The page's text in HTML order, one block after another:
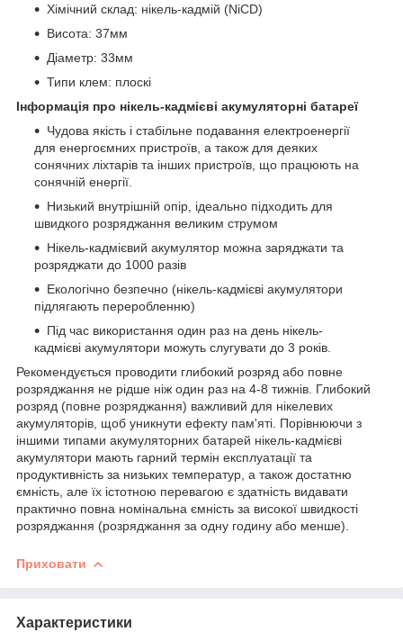
Хімічний склад: нікель-кадмій (NiCD)
Висота: 37мм
Діаметр: 33мм
Типи клем: плоскі
Інформація про нікель-кадмієві акумуляторні батареї
Чудова якість і стабільне подавання електроенергії
для енергоємних пристроїв, а також для деяких
сонячних ліхтарів та інших пристроїв, що працюють на
сонячній енергії.
Низький внутрішній опір, ідеально підходить для
швидкого розряджання великим струмом
Нікель-кадмієвий акумулятор можна заряджати та
розряджати до 1000 разів
Екологічно безпечно (нікель-кадмієві акумулятори
підлягають переробленню)
Під час використання один раз на день нікель-
кадмієві акумулятори можуть слугувати до 3 років.
Рекомендується проводити глибокий розряд або повне
розряджання не рідше ніж один раз на 4-8 тижнів. Глибокий
розряд (повне розряджання) важливий для нікелевих
акумуляторів, щоб уникнути ефекту пам'яті. Порівнюючи з
іншими типами акумуляторних батарей нікель-кадмієві
акумулятори мають гарний термін експлуатації та
продуктивність за низьких температур, а також достатню
ємність, але їх істотною перевагою є здатність видавати
практично повна номінальна ємність за високої швидкості
розряджання (розряджання за одну годину або менше).
Приховати
Характеристики